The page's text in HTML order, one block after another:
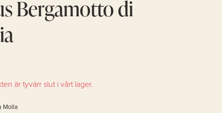
Bergamotto di
är tyvärr slut i vårt lager.
Molla